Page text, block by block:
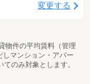
変更する
物件の平均賃料（管理
マンション・アパー
のみ対象とします。